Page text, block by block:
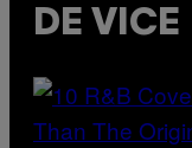
DE VICE